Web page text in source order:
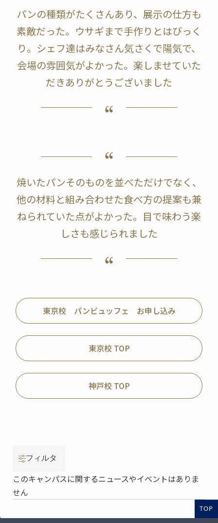
パンの種類がたくさんあり、展示の仕方も
素敵だった。ウサギまで手作りとはびっく
り。シェフ達はみなさん気さくで陽気で、
会場の雰囲気がよかった。楽しませていた
だきありがとうございました
焼いたパンそのものを並べただけでなく、
他の材料と組み合わせた食べ方の提案も兼
ねられていた点がよかった。目で味わう楽
しさも感じられました
東京校 パンビュッフェ お申し込み
東京校 TOP
神戸校 TOP
フィルタ
このキャンパスに関するニュースやイベントはありま
せん
TOP